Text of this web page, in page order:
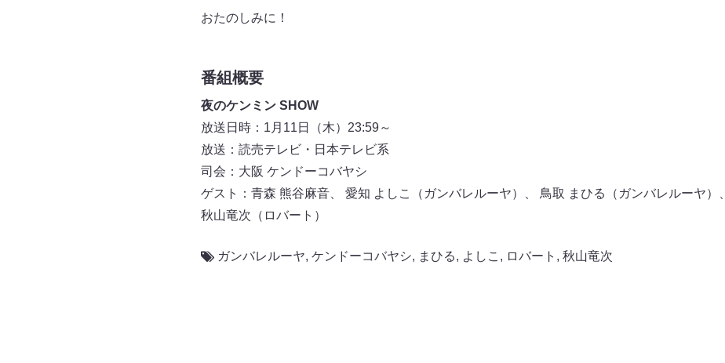
おたのしみに！
番組概要
夜のケンミン SHOW
放送日時：1月11日（木）23:59～
放送：読売テレビ・日本テレビ系
司会：大阪 ケンドーコバヤシ
ゲスト：青森 熊谷麻音、 愛知 よしこ（ガンバレルーヤ）、 鳥取 まひる（ガンバレルーヤ）
秋山竜次（ロバート）
ガンバレルーヤ, ケンドーコバヤシ, まひる, よしこ , ロバート , 秋山竜次